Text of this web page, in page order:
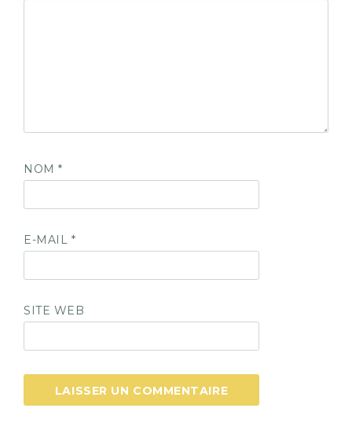
NOM*
E-MAIL *
SITE WEB